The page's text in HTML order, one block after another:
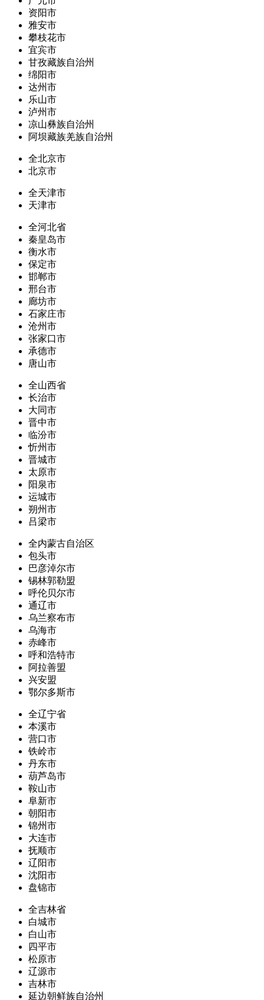
资阳市
雅安市
攀枝花市
宜宾市
甘孜藏族自治州
绵阳市
达州市
乐山市
泸州市
凉山彝族自治州
阿坝藏族羌族自治州
全北京市
北京市
全天津市
天津市
全河北省
秦皇岛市
衡水市
保定市
邯郸市
邢台市
廊坊市
石家庄市
沧州市
张家口市
承德市
唐山市
全山西省
长治市
大同市
晋中市
临汾市
忻州市
晋城市
太原市
阳泉市
运城市
朔州市
吕梁市
全内蒙古自治区
包头市
巴彦淖尔市
锡林郭勒盟
呼伦贝尔市
通辽市
乌兰察布市
乌海市
赤峰市
呼和浩特市
阿拉善盟
兴安盟
鄂尔多斯市
全辽宁省
本溪市
营口市
铁岭市
丹东市
葫芦岛市
鞍山市
阜新市
朝阳市
锦州市
大连市
抚顺市
辽阳市
沈阳市
盘锦市
全吉林省
白城市
白山市
四平市
松原市
辽源市
吉林市
延边朝鲜族自治州